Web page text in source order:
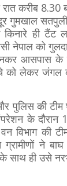
करीब 8.30
गुमखाल
ही टैंट
नेपाल को
आसपास के
को लेकर जंगल
पुलिस की
के दौरान
विभाग की
ने
साथ ही उसे